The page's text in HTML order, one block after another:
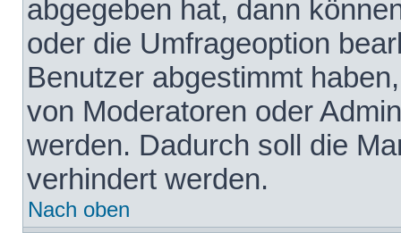
abgegeben hat, dann
oder die Umfrageoption
Benutzer abgestimmt
von Moderatoren oder
werden. Dadurch soll die
verhindert werden.
Nach oben